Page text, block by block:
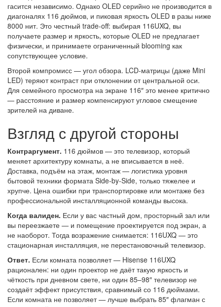
гасится независимо. Однако OLED серийно не производится в
диагоналях 116 дюймов, и пиковая яркость OLED в разы ниже
8000 нит. Это честный trade-off: выбирая 116UXQ, вы
получаете размер и яркость, которые OLED не предлагает
физически, и принимаете ограниченный blooming как
сопутствующее условие.
Второй компромисс — угол обзора. LCD-матрицы (даже Mini
LED) теряют контраст при отклонении от центральной оси.
Для семейного просмотра на экране 116″ это менее критично
— расстояние и размер компенсируют угловое смещение
зрителей на диване.
Взгляд с другой стороны
Контраргумент. 116 дюймов — это телевизор, который
меняет архитектуру комнаты, а не вписывается в неё.
Доставка, подъём на этаж, монтаж — логистика уровня
бытовой техники формата Side-by-Side, только тяжелее и
хрупче. Цена ошибки при транспортировке или монтаже без
профессиональной инсталляционной команды высока.
Когда валиден. Если у вас частный дом, просторный зал или
вы переезжаете — и помещение проектируется под экран, а
не наоборот. Тогда возражение снимается: 116UXQ — это
стационарная инсталляция, не перестановочный телевизор.
Ответ. Если комната позволяет — Hisense 116UXQ
рационален: ни один проектор не даёт такую яркость и
чёткость при дневном свете, ни один 85–98″ телевизор не
создаёт эффект присутствия, сравнимый со 116 дюймами.
Если комната не позволяет — лучше выбрать 85″ флагман с